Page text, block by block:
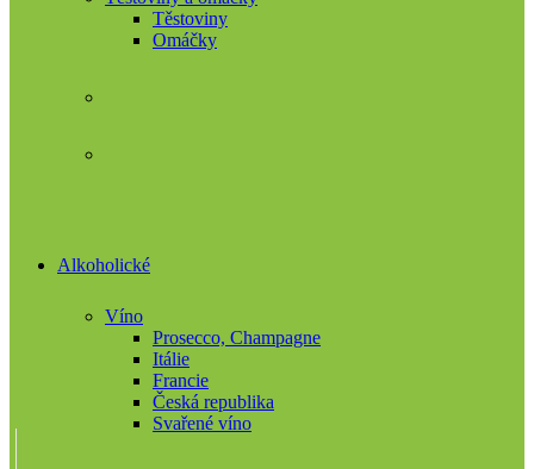
Těstoviny
Omáčky
Alkoholické
Víno
Prosecco, Champagne
Itálie
Francie
Česká republika
Svařené víno